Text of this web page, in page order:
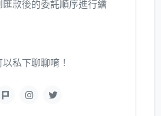
款後的委託順序進行繪
私下聊聊唷！